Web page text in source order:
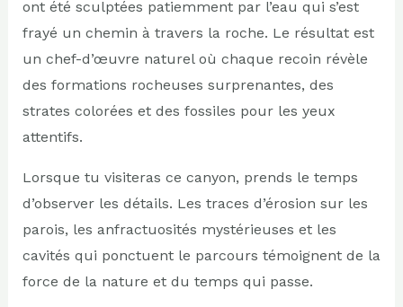
ont été sculptées patiemment par l’eau qui s’est
frayé un chemin à travers la roche. Le résultat est
un chef-d’œuvre naturel où chaque recoin révèle
des formations rocheuses surprenantes, des
strates colorées et des fossiles pour les yeux
attentifs.
Lorsque tu visiteras ce canyon, prends le temps
d’observer les détails. Les traces d’érosion sur les
parois, les anfractuosités mystérieuses et les
cavités qui ponctuent le parcours témoignent de la
force de la nature et du temps qui passe.